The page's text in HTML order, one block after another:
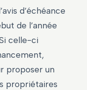
d’échéance
de l’année
celle-ci
proposer un
propriétaires